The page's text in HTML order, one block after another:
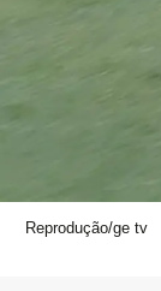
Reprodução/ge tv